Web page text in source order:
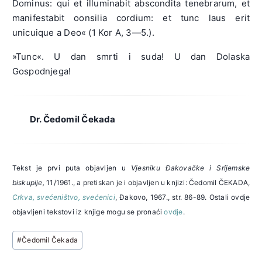
Dominus: qui et illuminabit abscondita tenebrarum, et
manifestabit oonsilia cordium: et tunc laus erit
unicuique a Deo« (1 Kor A, 3—5.).
»Tunc«. U dan smrti i suda! U dan Dolaska
Gospodnjega!
Dr. Čedomil Čekada
Tekst je prvi puta objavljen u Vjesniku Đakovačke i Srijemske
biskupije, 11/1961., a pretiskan je i objavljen u knjizi: Čedomil ČEKADA,
Crkva, svećeništvo, svećenici, Đakovo, 1967., str. 86-89. Ostali ovdje
objavljeni tekstovi iz knjige mogu se pronaćiovdje.
Post
Tags:
#Čedomil Čekada